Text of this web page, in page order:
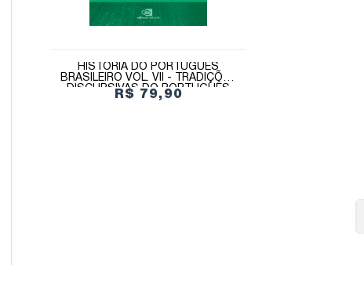
HISTÓRIA DO PORTUGUÊS
BRASILEIRO VOL. VII - TRADIÇÕES
DISCURSIVAS DO PORTUGUÊS
BRASILEIRO: CONSTITUIÇÃO E
R$ 79,90